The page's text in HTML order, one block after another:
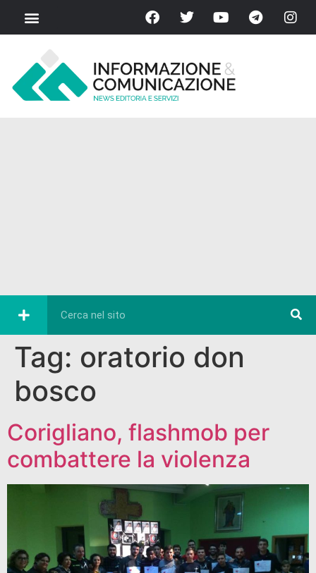
Tag: oratorio don
bosco
Corigliano, flashmob per
combattere la violenza